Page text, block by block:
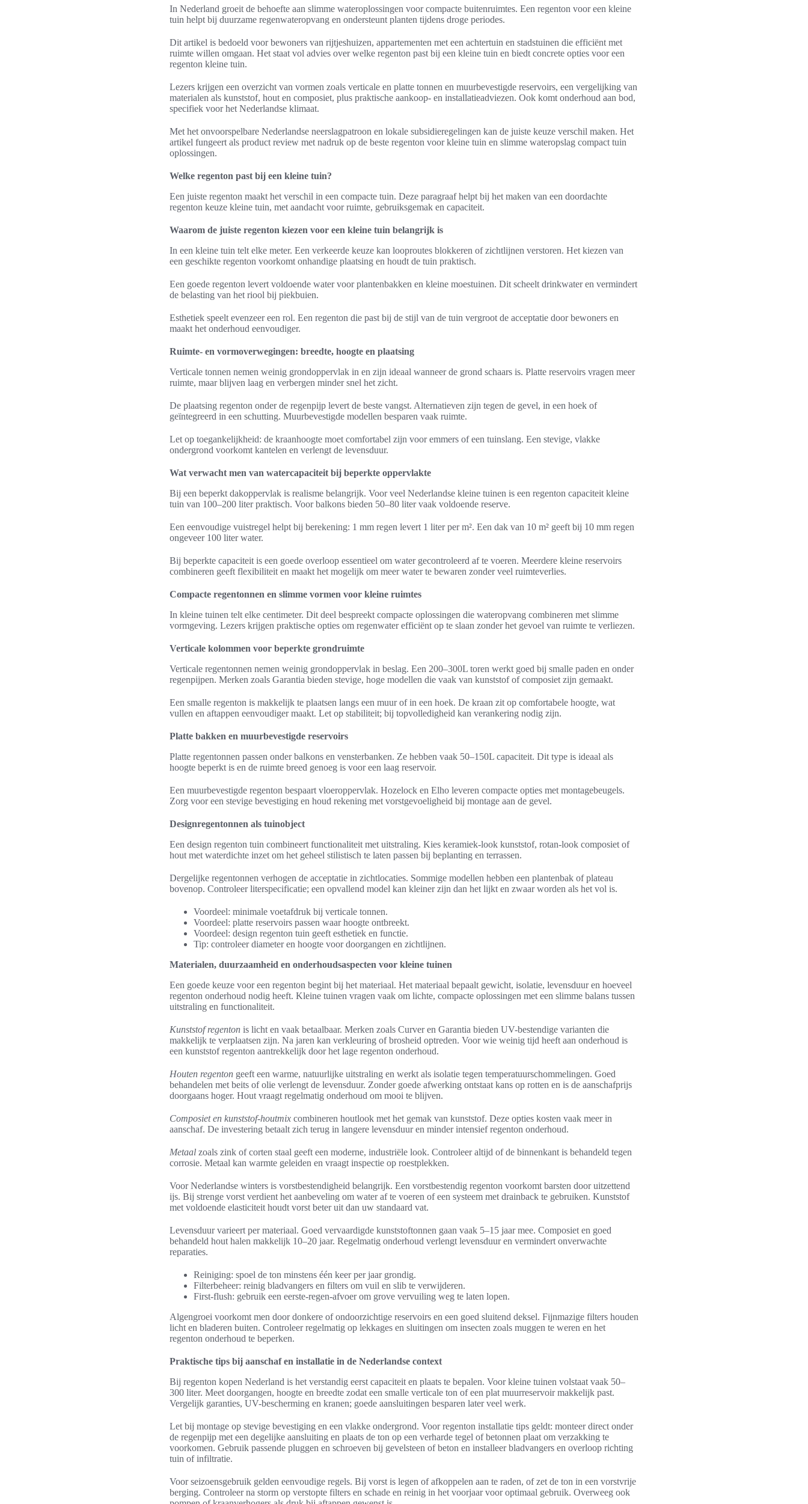
In Nederland groeit de behoefte aan slimme wateroplossingen voor compacte buitenruimtes. Een regenton voor een kleine
tuin helpt bij duurzame regenwateropvang en ondersteunt planten tijdens droge periodes.
Dit artikel is bedoeld voor bewoners van rijtjeshuizen, appartementen met een achtertuin en stadstuinen die efficiënt met
ruimte willen omgaan. Het staat vol advies over welke regenton past bij een kleine tuin en biedt concrete opties voor een
regenton kleine tuin.
Lezers krijgen een overzicht van vormen zoals verticale en platte tonnen en muurbevestigde reservoirs, een vergelijking van
materialen als kunststof, hout en composiet, plus praktische aankoop- en installatieadviezen. Ook komt onderhoud aan bod,
specifiek voor het Nederlandse klimaat.
Met het onvoorspelbare Nederlandse neerslagpatroon en lokale subsidieregelingen kan de juiste keuze verschil maken. Het
artikel fungeert als product review met nadruk op de beste regenton voor kleine tuin en slimme wateropslag compact tuin
oplossingen.
Welke regenton past bij een kleine tuin?
Een juiste regenton maakt het verschil in een compacte tuin. Deze paragraaf helpt bij het maken van een doordachte
regenton keuze kleine tuin, met aandacht voor ruimte, gebruiksgemak en capaciteit.
Waarom de juiste regenton kiezen voor een kleine tuin belangrijk is
In een kleine tuin telt elke meter. Een verkeerde keuze kan looproutes blokkeren of zichtlijnen verstoren. Het kiezen van
een geschikte regenton voorkomt onhandige plaatsing en houdt de tuin praktisch.
Een goede regenton levert voldoende water voor plantenbakken en kleine moestuinen. Dit scheelt drinkwater en vermindert
de belasting van het riool bij piekbuien.
Esthetiek speelt evenzeer een rol. Een regenton die past bij de stijl van de tuin vergroot de acceptatie door bewoners en
maakt het onderhoud eenvoudiger.
Ruimte- en vormoverwegingen: breedte, hoogte en plaatsing
Verticale tonnen nemen weinig grondoppervlak in en zijn ideaal wanneer de grond schaars is. Platte reservoirs vragen meer
ruimte, maar blijven laag en verbergen minder snel het zicht.
De plaatsing regenton onder de regenpijp levert de beste vangst. Alternatieven zijn tegen de gevel, in een hoek of
geïntegreerd in een schutting. Muurbevestigde modellen besparen vaak ruimte.
Let op toegankelijkheid: de kraanhoogte moet comfortabel zijn voor emmers of een tuinslang. Een stevige, vlakke
ondergrond voorkomt kantelen en verlengt de levensduur.
Wat verwacht men van watercapaciteit bij beperkte oppervlakte
Bij een beperkt dakoppervlak is realisme belangrijk. Voor veel Nederlandse kleine tuinen is een regenton capaciteit kleine
tuin van 100–200 liter praktisch. Voor balkons bieden 50–80 liter vaak voldoende reserve.
Een eenvoudige vuistregel helpt bij berekening: 1 mm regen levert 1 liter per m². Een dak van 10 m² geeft bij 10 mm regen
ongeveer 100 liter water.
Bij beperkte capaciteit is een goede overloop essentieel om water gecontroleerd af te voeren. Meerdere kleine reservoirs
combineren geeft flexibiliteit en maakt het mogelijk om meer water te bewaren zonder veel ruimteverlies.
Compacte regentonnen en slimme vormen voor kleine ruimtes
In kleine tuinen telt elke centimeter. Dit deel bespreekt compacte oplossingen die wateropvang combineren met slimme
vormgeving. Lezers krijgen praktische opties om regenwater efficiënt op te slaan zonder het gevoel van ruimte te verliezen.
Verticale kolommen voor beperkte grondruimte
Verticale regentonnen nemen weinig grondoppervlak in beslag. Een 200–300L toren werkt goed bij smalle paden en onder
regenpijpen. Merken zoals Garantia bieden stevige, hoge modellen die vaak van kunststof of composiet zijn gemaakt.
Een smalle regenton is makkelijk te plaatsen langs een muur of in een hoek. De kraan zit op comfortabele hoogte, wat
vullen en aftappen eenvoudiger maakt. Let op stabiliteit; bij topvolledigheid kan verankering nodig zijn.
Platte bakken en muurbevestigde reservoirs
Platte regentonnen passen onder balkons en vensterbanken. Ze hebben vaak 50–150L capaciteit. Dit type is ideaal als
hoogte beperkt is en de ruimte breed genoeg is voor een laag reservoir.
Een muurbevestigde regenton bespaart vloeroppervlak. Hozelock en Elho leveren compacte opties met montagebeugels.
Zorg voor een stevige bevestiging en houd rekening met vorstgevoeligheid bij montage aan de gevel.
Designregentonnen als tuinobject
Een design regenton tuin combineert functionaliteit met uitstraling. Kies keramiek-look kunststof, rotan-look composiet of
hout met waterdichte inzet om het geheel stilistisch te laten passen bij beplanting en terrassen.
Dergelijke regentonnen verhogen de acceptatie in zichtlocaties. Sommige modellen hebben een plantenbak of plateau
bovenop. Controleer literspecificatie; een opvallend model kan kleiner zijn dan het lijkt en zwaar worden als het vol is.
Voordeel: minimale voetafdruk bij verticale tonnen.
Voordeel: platte reservoirs passen waar hoogte ontbreekt.
Voordeel: design regenton tuin geeft esthetiek en functie.
Tip: controleer diameter en hoogte voor doorgangen en zichtlijnen.
Materialen, duurzaamheid en onderhoudsaspecten voor kleine tuinen
Een goede keuze voor een regenton begint bij het materiaal. Het materiaal bepaalt gewicht, isolatie, levensduur en hoeveel
regenton onderhoud nodig heeft. Kleine tuinen vragen vaak om lichte, compacte oplossingen met een slimme balans tussen
uitstraling en functionaliteit.
Kunststof regenton is licht en vaak betaalbaar. Merken zoals Curver en Garantia bieden UV-bestendige varianten die
makkelijk te verplaatsen zijn. Na jaren kan verkleuring of brosheid optreden. Voor wie weinig tijd heeft aan onderhoud is
een kunststof regenton aantrekkelijk door het lage regenton onderhoud.
Houten regenton geeft een warme, natuurlijke uitstraling en werkt als isolatie tegen temperatuurschommelingen. Goed
behandelen met beits of olie verlengt de levensduur. Zonder goede afwerking ontstaat kans op rotten en is de aanschafprijs
doorgaans hoger. Hout vraagt regelmatig onderhoud om mooi te blijven.
Composiet en kunststof-houtmix combineren houtlook met het gemak van kunststof. Deze opties kosten vaak meer in
aanschaf. De investering betaalt zich terug in langere levensduur en minder intensief regenton onderhoud.
Metaal zoals zink of corten staal geeft een moderne, industriële look. Controleer altijd of de binnenkant is behandeld tegen
corrosie. Metaal kan warmte geleiden en vraagt inspectie op roestplekken.
Voor Nederlandse winters is vorstbestendigheid belangrijk. Een vorstbestendig regenton voorkomt barsten door uitzettend
ijs. Bij strenge vorst verdient het aanbeveling om water af te voeren of een systeem met drainback te gebruiken. Kunststof
met voldoende elasticiteit houdt vorst beter uit dan uw standaard vat.
Levensduur varieert per materiaal. Goed vervaardigde kunststoftonnen gaan vaak 5–15 jaar mee. Composiet en goed
behandeld hout halen makkelijk 10–20 jaar. Regelmatig onderhoud verlengt levensduur en vermindert onverwachte
reparaties.
Reiniging: spoel de ton minstens één keer per jaar grondig.
Filterbeheer: reinig bladvangers en filters om vuil en slib te verwijderen.
First-flush: gebruik een eerste-regen-afvoer om grove vervuiling weg te laten lopen.
Algengroei voorkomt men door donkere of ondoorzichtige reservoirs en een goed sluitend deksel. Fijnmazige filters houden
licht en bladeren buiten. Controleer regelmatig op lekkages en sluitingen om insecten zoals muggen te weren en het
regenton onderhoud te beperken.
Praktische tips bij aanschaf en installatie in de Nederlandse context
Bij regenton kopen Nederland is het verstandig eerst capaciteit en plaats te bepalen. Voor kleine tuinen volstaat vaak 50–
300 liter. Meet doorgangen, hoogte en breedte zodat een smalle verticale ton of een plat muurreservoir makkelijk past.
Vergelijk garanties, UV-bescherming en kranen; goede aansluitingen besparen later veel werk.
Let bij montage op stevige bevestiging en een vlakke ondergrond. Voor regenton installatie tips geldt: monteer direct onder
de regenpijp met een degelijke aansluiting en plaats de ton op een verharde tegel of betonnen plaat om verzakking te
voorkomen. Gebruik passende pluggen en schroeven bij gevelsteen of beton en installeer bladvangers en overloop richting
tuin of infiltratie.
Voor seizoensgebruik gelden eenvoudige regels. Bij vorst is legen of afkoppelen aan te raden, of zet de ton in een vorstvrije
berging. Controleer na storm op verstopte filters en schade en reinig in het voorjaar voor optimaal gebruik. Overweeg ook